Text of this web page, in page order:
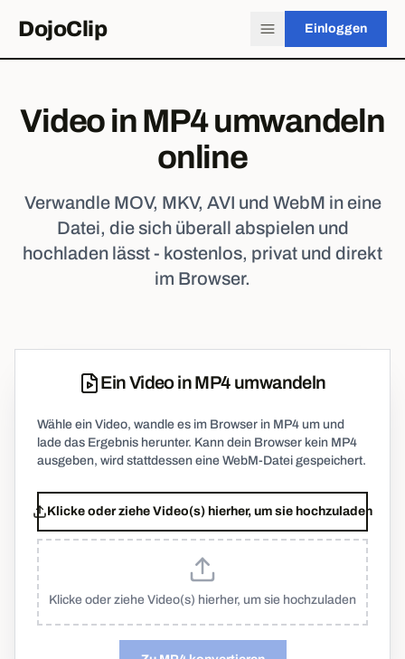
DojoClip Einloggen
Video in MP4 umwandeln
online
Verwandle MOV, MKV, AVI und WebM in eine
Datei, die sich überall abspielen und
hochladen lässt - kostenlos, privat und direkt
im Browser.
Ein Video in MP4 umwandeln
Wähle ein Video, wandle es im Browser in MP4 um und
lade das Ergebnis herunter. Kann dein Browser kein MP4
ausgeben, wird stattdessen eine WebM-Datei gespeichert.
Klicke oder ziehe Video(s) hierher, um sie hochzuladen
Klicke oder ziehe Video(s) hierher, um sie hochzuladen